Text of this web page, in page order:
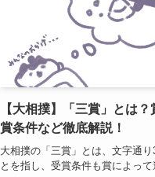
【大相撲】「三賞」とは？
賞条件など徹底解説！
大相撲の「三賞」とは、文字通り
とを指し、受賞条件も賞によって